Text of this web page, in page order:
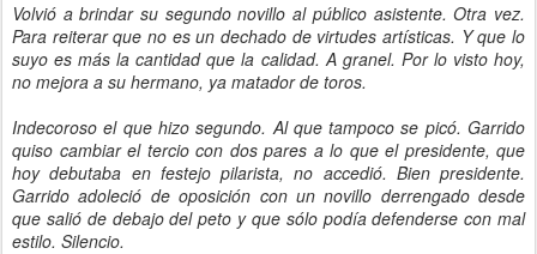
Volvió a brindar su segundo novillo al público asistente. Otra vez.
Para reiterar que no es un dechado de virtudes artísticas. Y que lo
suyo es más la cantidad que la calidad. A granel. Por lo visto hoy,
no mejora a su hermano, ya matador de toros.
Indecoroso el que hizo segundo. Al que tampoco se picó. Garrido
quiso cambiar el tercio con dos pares a lo que el presidente, que
hoy debutaba en festejo pilarista, no accedió. Bien presidente.
Garrido adoleció de oposición con un novillo derrengado desde
que salió de debajo del peto y que sólo podía defenderse con mal
estilo. Silencio.